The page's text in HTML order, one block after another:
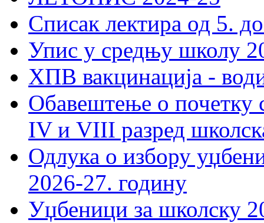
Списак лектира од 5.
Упис у средњу школу
ХПВ вакцинација -
Обавештење о почетку
IV и VIII разред
Одлука о избору
2026-27. годину
Уџбеници за школску